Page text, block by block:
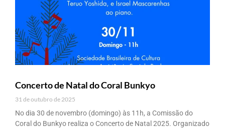
Concerto de Natal do Coral Bunkyo
31 de outubro de 2025
No dia 30 de novembro (domingo) às 11h, a Comissão do
Coral do Bunkyo realiza o Concerto de Natal 2025. Organizado